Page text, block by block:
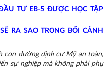
TƯ EB-5 ĐƯỢC HỌC TẬP
RA SAO TRONG BỐI CẢNH
con đường định cư Mỹ an toàn,
sự nghiệp mà không phải phụ